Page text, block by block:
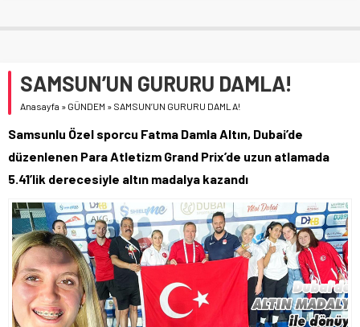
SAMSUN’UN GURURU DAMLA!
Anasayfa » GÜNDEM » SAMSUN’UN GURURU DAMLA!
Samsunlu Özel sporcu Fatma Damla Altın, Dubai’de
düzenlenen Para Atletizm Grand Prix’de uzun atlamada
5.41’lik derecesiyle altın madalya kazandı